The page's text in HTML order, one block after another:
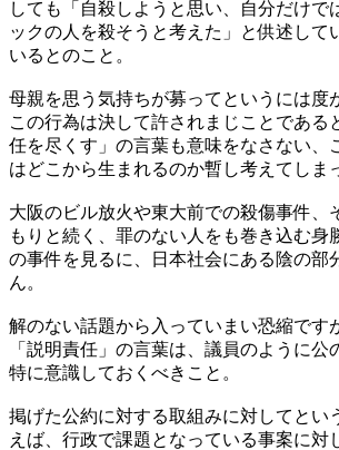
しても「自殺しようと思い、自分だけで
ックの人を殺そうと考えた」と供述して
いるとのこと。
母親を思う気持ちが募ってというには度
この行為は決して許されまじことである
任を尽くす」の言葉も意味をなさない、
はどこから生まれるのか暫し考えてしま
大阪のビル放火や東大前での殺傷事件、
もりと続く、罪のない人をも巻き込む身
の事件を見るに、日本社会にある陰の部
ん。
解のない話題から入っていまい恐縮です
「説明責任」の言葉は、議員のように公
特に意識しておくべきこと。
掲げた公約に対する取組みに対してとい
えば、行政で課題となっている事案に対